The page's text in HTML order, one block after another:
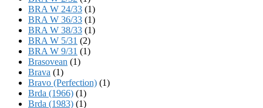
BRA W 24/33 (1)
BRA W 36/33 (1)
BRA W 38/33 (1)
BRA W 5/31 (2)
BRA W 9/31 (1)
Brasovean (1)
Brava (1)
Bravo (Perfection) (1)
Brda (1966) (1)
Brda (1983) (1)